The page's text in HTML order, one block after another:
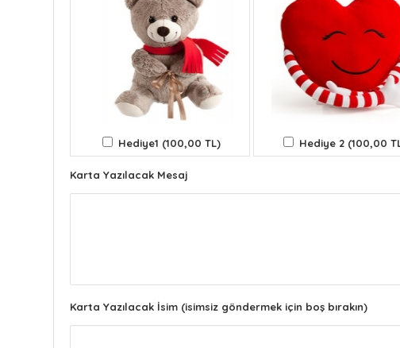
Hediye1 (100,00 TL) Hediye 2 (100,00
Karta Yazılacak Mesaj
Karta Yazılacak İsim (isimsiz göndermek için boş bırakın)